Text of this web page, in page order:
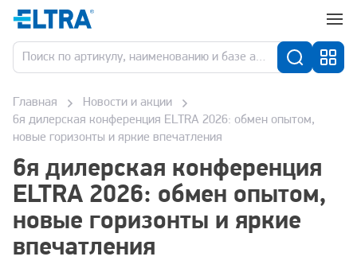
Главная
Новости и акции
6я дилерская конференция ELTRA 2026: обмен опытом,
новые горизонты и яркие впечатления
6я дилерская конференция
ELTRA 2026: обмен опытом,
новые горизонты и яркие
впечатления